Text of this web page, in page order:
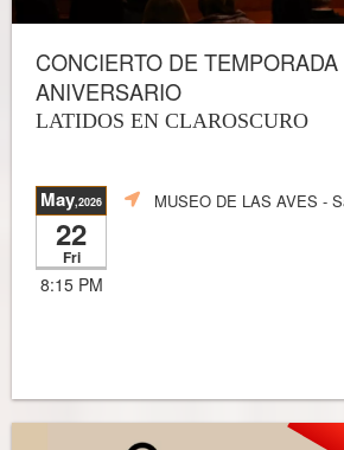
CONCIERTO DE
ANIVERSARIO
LATIDOS EN CLAROSCURO
May,2026
22
Fri
8:15 PM
MUSEO DE LAS AVES -